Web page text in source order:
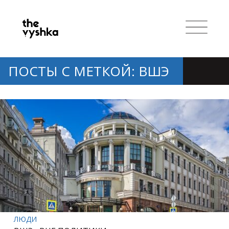
ПОСТЫ С МЕТКОЙ: ВШЭ
ЛЮДИ